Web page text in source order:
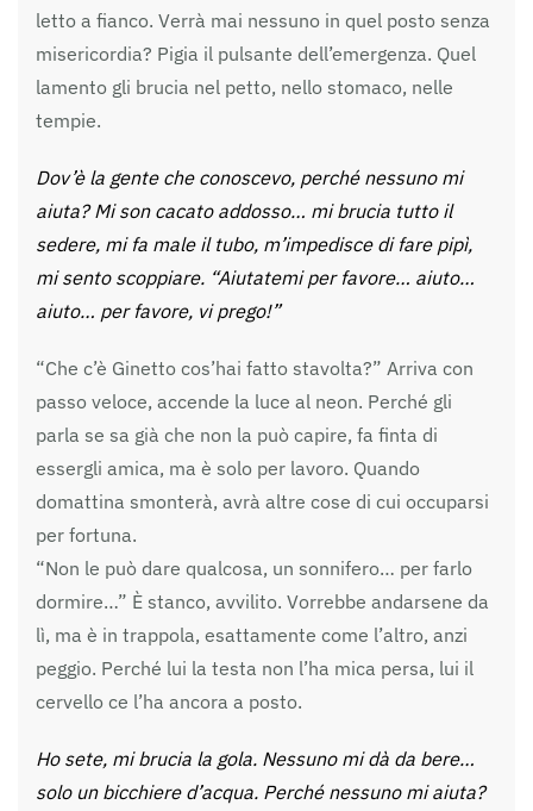
letto a fianco. Verrà mai nessuno in quel posto senza
misericordia? Pigia il pulsante dell’emergenza. Quel
lamento gli brucia nel petto, nello stomaco, nelle
tempie.
Dov’è la gente che conoscevo, perché nessuno mi
aiuta? Mi son cacato addosso… mi brucia tutto il
sedere, mi fa male il tubo, m’impedisce di fare pipì,
mi sento scoppiare. “Aiutatemi per favore… aiuto…
aiuto… per favore, vi prego!”
“Che c’è Ginetto cos’hai fatto stavolta?” Arriva con
passo veloce, accende la luce al neon. Perché gli
parla se sa già che non la può capire, fa finta di
essergli amica, ma è solo per lavoro. Quando
domattina smonterà, avrà altre cose di cui occuparsi
per fortuna.
“Non le può dare qualcosa, un sonnifero… per farlo
dormire…” È stanco, avvilito. Vorrebbe andarsene da
lì, ma è in trappola, esattamente come l’altro, anzi
peggio. Perché lui la testa non l’ha mica persa, lui il
cervello ce l’ha ancora a posto.
Ho sete, mi brucia la gola. Nessuno mi dà da bere…
solo un bicchiere d’acqua. Perché nessuno mi aiuta?